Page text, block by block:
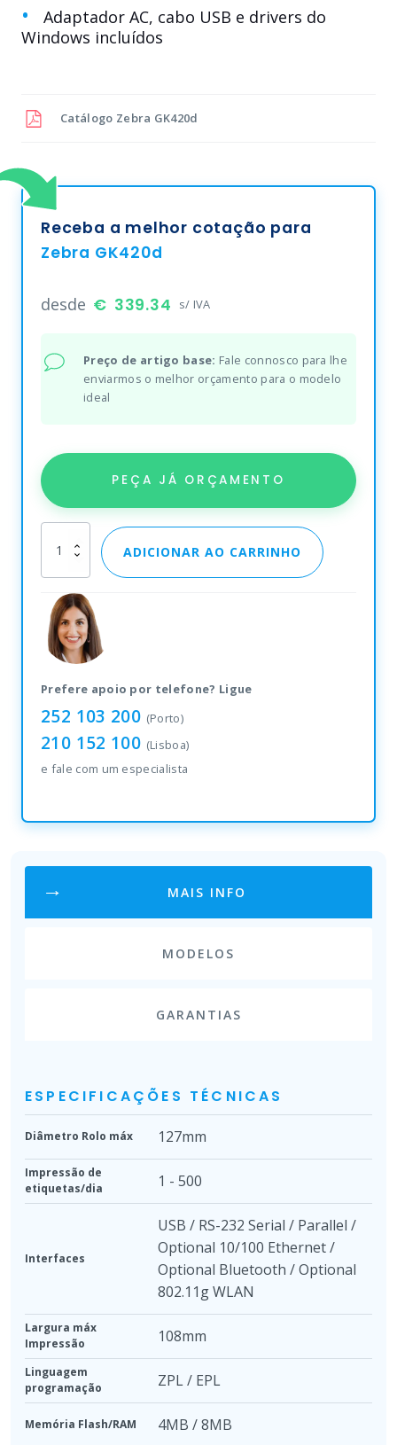
Adaptador AC, cabo USB e drivers do
Windows incluídos
Catálogo Zebra GK420d
Receba a melhor cotação para
Zebra GK420d
desde 339.34 s/ IVA
Preço de artigo base: Fale connosco para lhe
enviarmos o melhor orçamento para o modelo
ideal
PEÇA JÁ ORÇAMENTO
GK420d
ADICIONAR AO CARRINHO
Prefere apoio por telefone? Ligue
252 103 200 (Porto)
210 152 100 (Lisboa)
e fale com um especialista
MAIS INFO
MODELOS
GARANTIAS
ESPECIFICAÇÕES TÉCNICAS
Diâmetro Rolo máx 127mm
Impressão de
etiquetas/dia
1 - 500
Interfaces
USB / RS-232 Serial / Parallel /
Optional 10/100 Ethernet /
Optional Bluetooth / Optional
802.11g WLAN
Largura máx
Impressão
108mm
Linguagem
programação
ZPL / EPL
Memória Flash/RAM 4MB / 8MB